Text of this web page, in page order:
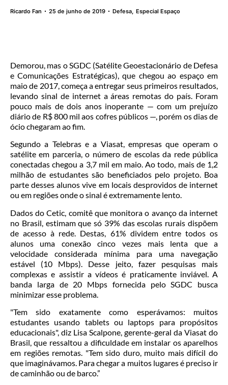
Ricardo Fan 25 de junho de 2019 Defesa,Especial Espaço
Demorou, mas o SGDC (Satélite Geoestacionário de Defesa
e Comunicações Estratégicas), que chegou ao espaço em
maio de 2017, começa a entregar seus primeiros resultados,
levando sinal de internet a áreas remotas do país. Foram
pouco mais de dois anos inoperante — com um prejuízo
diário de R$ 800 mil aos cofres públicos —, porém os dias de
ócio chegaram ao fim.
Segundo a Telebras e a Viasat, empresas que operam o
satélite em parceria, o número de escolas da rede pública
conectadas chegou a 3,7 mil em maio. Ao todo, mais de 1,2
milhão de estudantes são beneficiados pelo projeto. Boa
parte desses alunos vive em locais desprovidos de internet
ou em regiões onde o sinal é extremamente lento.
Dados do Cetic, comitê que monitora o avanço da internet
no Brasil, estimam que só 39% das escolas rurais dispõem
de acesso à rede. Destas, 61% dividem entre todos os
alunos uma conexão cinco vezes mais lenta que a
velocidade considerada mínima para uma navegação
estável (10 Mbps). Desse jeito, fazer pesquisas mais
complexas e assistir a vídeos é praticamente inviável. A
banda larga de 20 Mbps fornecida pelo SGDC busca
minimizar esse problema.
"Tem sido exatamente como esperávamos: muitos
estudantes usando tablets ou laptops para propósitos
educacionais", diz Lisa Scalpone, gerente-geral da Viasat do
Brasil, que ressaltou a dificuldade em instalar os aparelhos
em regiões remotas. "Tem sido duro, muito mais difícil do
que imaginávamos. Para chegar a muitos lugares é preciso ir
de caminhão ou de barco.”